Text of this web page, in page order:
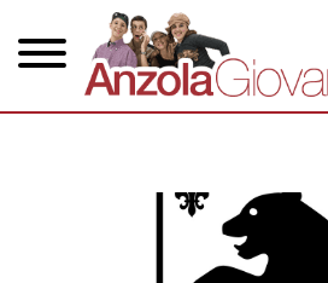
contenuto
principale
principale